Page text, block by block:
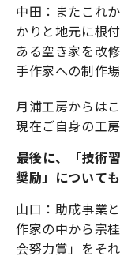
中田：またこれ
かりと地元に根
ある空き家を改
手作家への制作
月浦工房からは
現在ご自身の工
――最後に、「技
奨励」について
山口：助成事業
作家の中から宗
会努力賞」をそ